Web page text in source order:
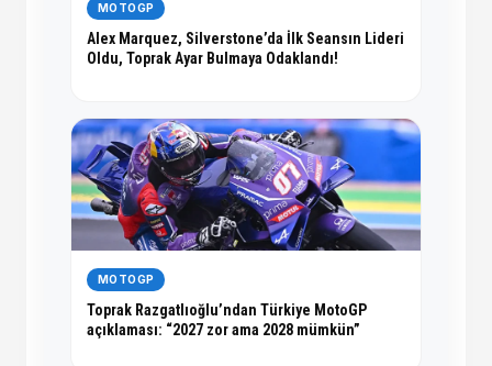
MOTOGP
Alex Marquez, Silverstone’da İlk Seansın Lideri
Oldu, Toprak Ayar Bulmaya Odaklandı!
MOTOGP
Toprak Razgatlıoğlu’ndan Türkiye MotoGP
açıklaması: “2027 zor ama 2028 mümkün”